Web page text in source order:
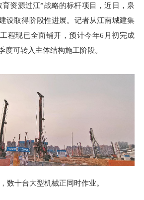
资源过江”战略的标杆项目，近日，泉
设取得阶段性进展。记者从江南城建集
程现已全面铺开，预计今年6月初完成
度可转入主体结构施工阶段。
数十台大型机械正同时作业。